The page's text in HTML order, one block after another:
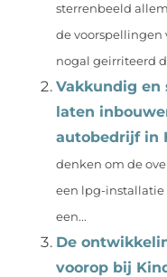
sterrenbeeld
de voorspellingen
nogal geirriteerd
Vakkundig en
laten
autobedrijf in
denken om de
een lpg-
een...
De
voorop bij